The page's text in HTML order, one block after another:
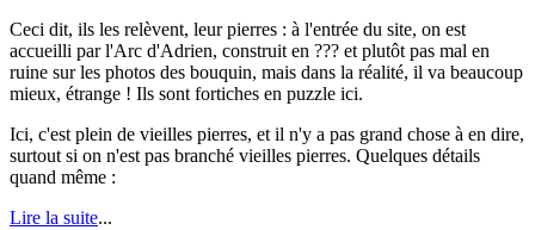
Ceci dit, ils les relèvent, leur pierres : à l'entrée du site, on est
accueilli par l'Arc d'Adrien, construit en ??? et plutôt pas mal en
ruine sur les photos des bouquin, mais dans la réalité, il va beaucoup
mieux, étrange ! Ils sont fortiches en puzzle ici.
Ici, c'est plein de vieilles pierres, et il n'y a pas grand chose à en dire,
surtout si on n'est pas branché vieilles pierres. Quelques détails
quand même :
Lire la suite...